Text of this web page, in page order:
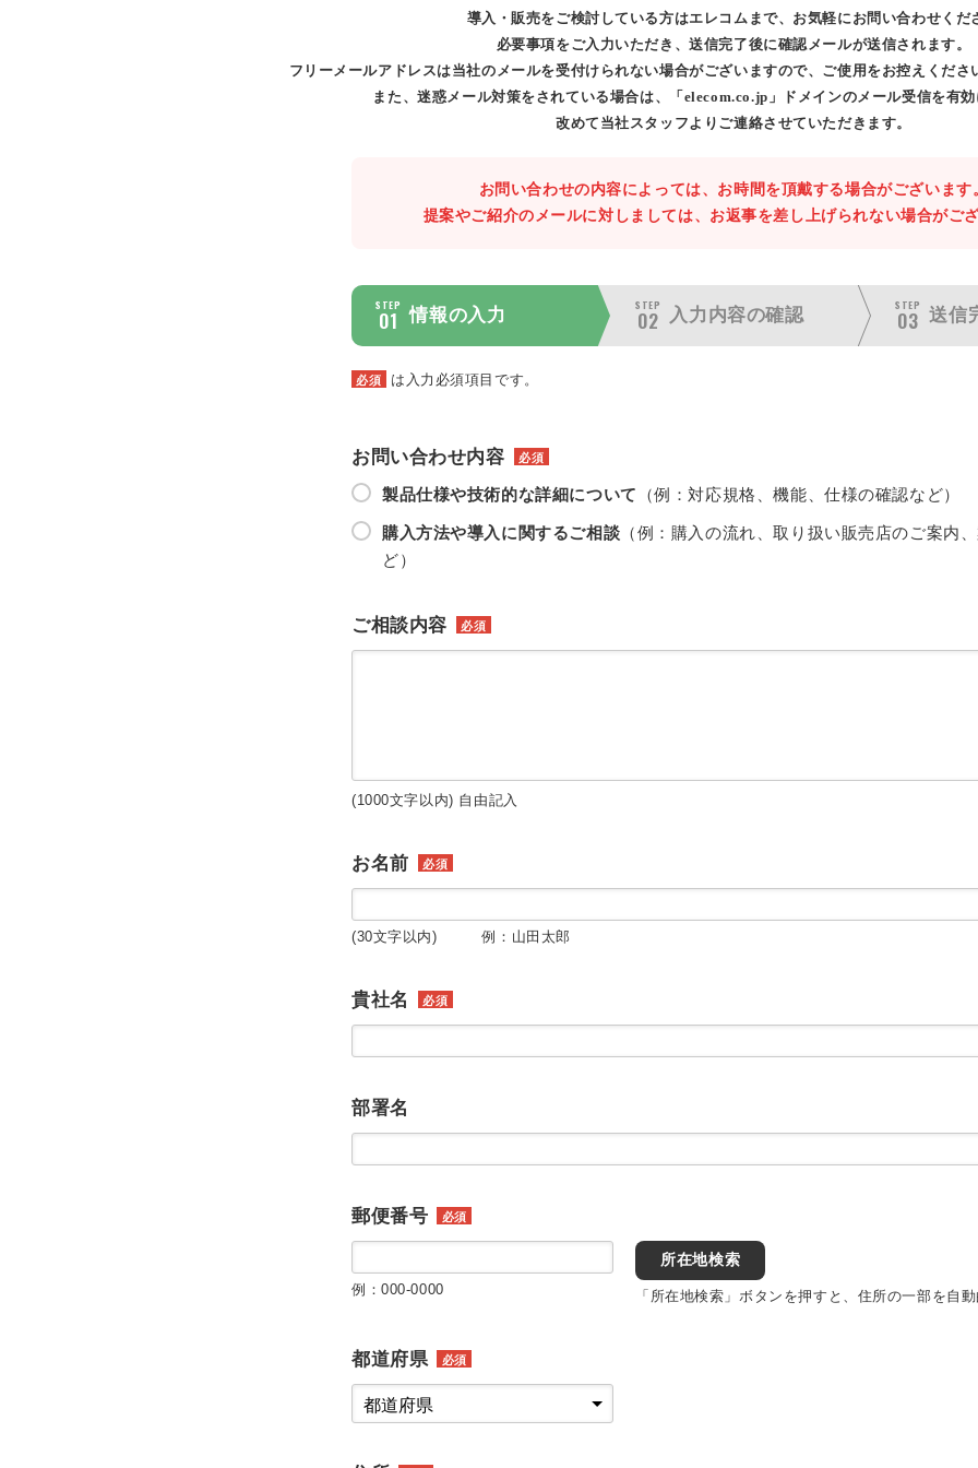
導入・販売をご検討している方はエレコムまで、お気軽にお問い合わせくだ
必要事項をご入力いただき、送信完了後に確認メールが送信されます。
フリーメールアドレスは当社のメールを受付けられない場合がございますので、ご使用をお控えくださ
また、迷惑メール対策をされている場合は、「elecom.co.jp」ドメインのメール受信を有効
改めて当社スタッフよりご連絡させていただきます。
お問い合わせの内容によっては、お時間を頂戴する場合がございます
提案やご紹介のメールに対しましては、お返事を差し上げられない場合がござ
STEP
01 情報の入力
STEP
02 入力内容の確認
STEP
03 送信
必須 は入力必須項目です。
お問い合わせ内容 必須
製品仕様や技術的な詳細について （例：対応規格、機能、仕様の確認など）
購入方法や導入に関するご相談 （例：購入の流れ、取り扱い販売店のご案内
ど）
ご相談内容 必須
(1000文字以内) 自由記入
お名前 必須
(30文字以内) 例：山田太郎
貴社名 必須
部署名
郵便番号 必須
例：000-0000
所在地検索
「所在地検索」ボタンを押すと、住所の一部を自動
都道府県 必須